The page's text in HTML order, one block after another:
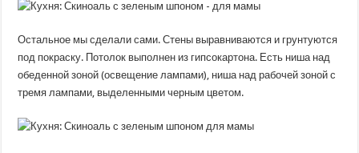
Остальное мы сделали сами. Стены выравниваются и грунтуются
под покраску. Потолок выполнен из гипсокартона. Есть ниша над
обеденной зоной (освещение лампами), ниша над рабочей зоной с
тремя лампами, выделенными черным цветом.